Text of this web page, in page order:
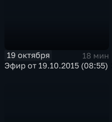
19 октября
18 мин
Эфир от 19.10.2015 (08:55)